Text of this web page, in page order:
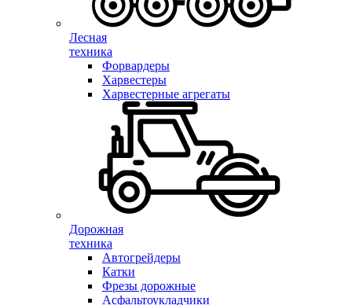
Лесная
техника
Форвардеры
Харвестеры
Харвестерные агрегаты
Дорожная
техника
Автогрейдеры
Катки
Фрезы дорожные
Асфальтоукладчики